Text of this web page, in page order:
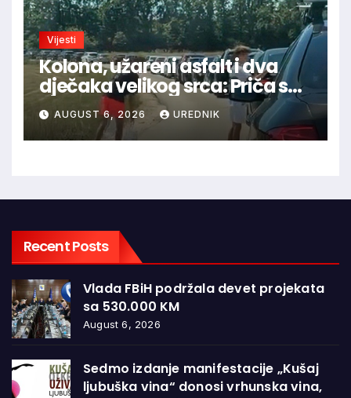
Vijesti
Kolona, užareni asfalt i dva
dječaka velikog srca: Priča s
granice oduševila regiju
AUGUST 6, 2026 UREDNIK
Recent Posts
Vlada FBiH podržala devet projekata
sa 530.000 KM
August 6, 2026
Sedmo izdanje manifestacije „Kušaj
ljubuška vina“ donosi vrhunska vina,